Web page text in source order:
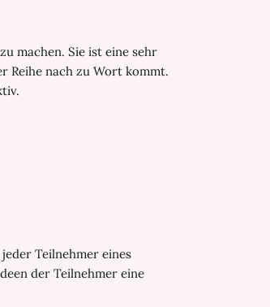
machen. Sie ist eine sehr
Reihe nach zu Wort kommt.
Teilnehmer eines
der Teilnehmer eine